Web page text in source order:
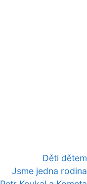
Děti dětem
Jsme jedna rodina